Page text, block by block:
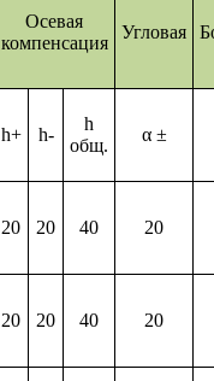
Осевая
компенсация
Угловая
h+ h-
h
общ.
α ±
20 20 40 20
20 20 40 20